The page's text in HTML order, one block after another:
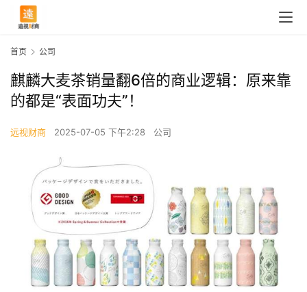
首页 公司
麒麟大麦茶销量翻6倍的商业逻辑：原来靠
的都是“表面功夫”！
远视财商 2025-07-05 下午2:28 公司